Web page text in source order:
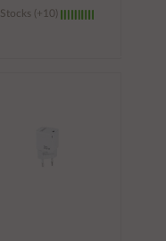
Stocks (+10)